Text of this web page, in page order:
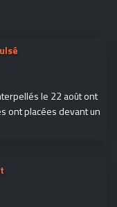
le 22 août ont
ont placées devant un